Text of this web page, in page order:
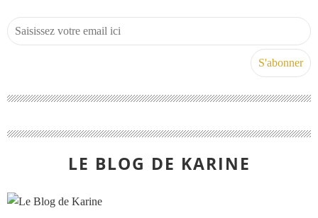
LE BLOG DE KARINE